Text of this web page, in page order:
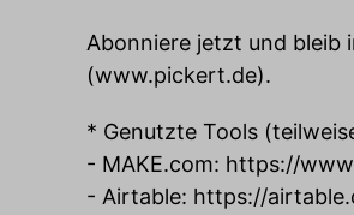
Abonniere jetzt und bleib
(www.pickert.de).
* Genutzte Tools
- MAKE.com: https://
- Airtable: https://